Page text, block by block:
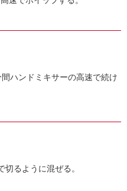
ハンドミキサーの高速で続け
るように混ぜる。